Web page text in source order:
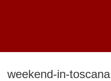
conținut
weekend-in-toscana